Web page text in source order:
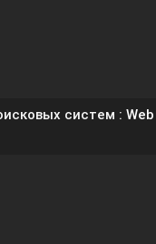
систем : Web